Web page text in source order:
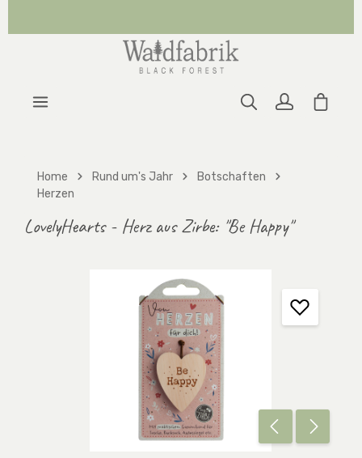
Home Rund um's Jahr
Botschaften
Herzen
LovelyHearts - Herz aus Zirbe: "Be Happy"